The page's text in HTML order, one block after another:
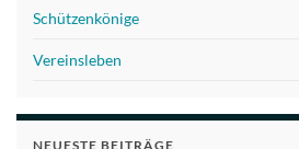
Schützenkönige
Vereinsleben
NEUESTE BEITRÄGE